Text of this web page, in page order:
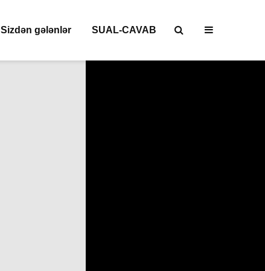
Sizdən gələnlər SUAL-CAVAB